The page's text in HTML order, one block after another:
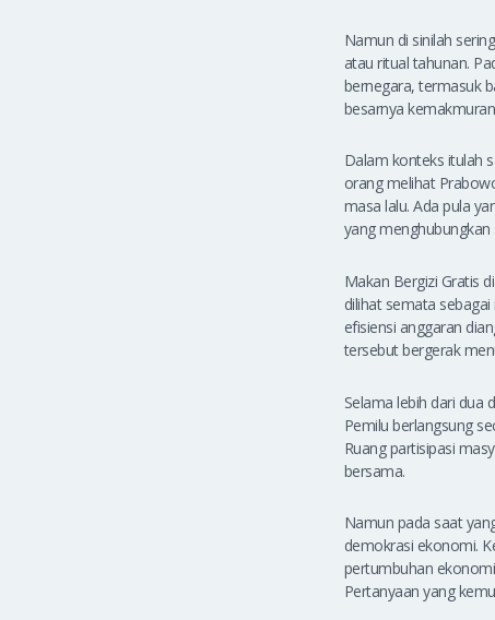
Namun di sinilah
atau ritual tahunan.
bernegara, termasuk
besarnya
Dalam konteks itulah
orang melihat
masa lalu. Ada pula
yang
Makan Bergizi Gratis
dilihat semata
efisiensi anggaran
tersebut bergerak
Selama lebih dari dua
Pemilu berlangsung
Ruang partisipasi
bersama.
Namun pada saat
demokrasi ekonomi.
pertumbuhan
Pertanyaan yang